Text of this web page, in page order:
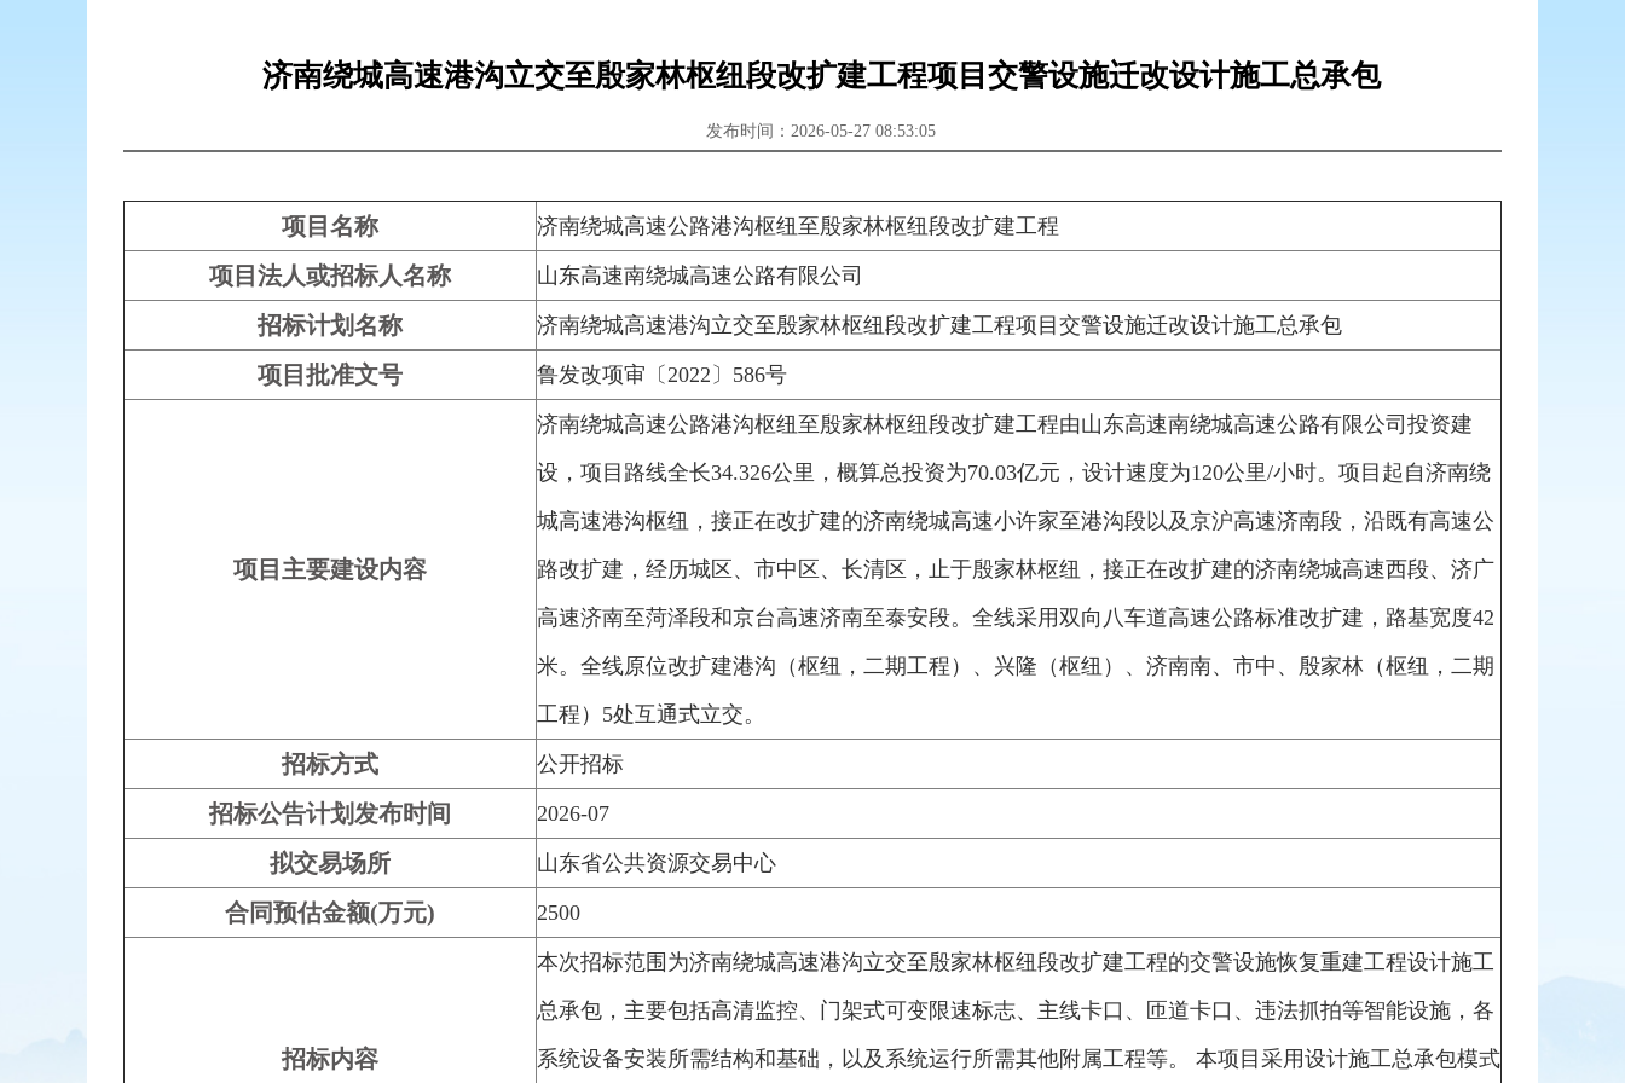
济南绕城高速港沟立交至殷家林枢纽段改扩建工程项目交警设施迁改设计施工总承包
发布时间：2026-05-27 08:53:05
项目名称 济南绕城高速公路港沟枢纽至殷家林枢纽段改扩建工程
项目法人或招标人名称 山东高速南绕城高速公路有限公司
招标计划名称 济南绕城高速港沟立交至殷家林枢纽段改扩建工程项目交警设施迁改设计施工总承包
项目批准文号 鲁发改项审〔2022〕586号
项目主要建设内容
济南绕城高速公路港沟枢纽至殷家林枢纽段改扩建工程由山东高速南绕城高速公路有限公司投资建
设，项目路线全长34.326公里，概算总投资为70.03亿元，设计速度为120公里/小时。项目起自济南绕
城高速港沟枢纽，接正在改扩建的济南绕城高速小许家至港沟段以及京沪高速济南段，沿既有高速公
路改扩建，经历城区、市中区、长清区，止于殷家林枢纽，接正在改扩建的济南绕城高速西段、济广
高速济南至菏泽段和京台高速济南至泰安段。全线采用双向八车道高速公路标准改扩建，路基宽度42
米。全线原位改扩建港沟（枢纽，二期工程）、兴隆（枢纽）、济南南、市中、殷家林（枢纽，二期
工程）5处互通式立交。
招标方式 公开招标
招标公告计划发布时间 2026-07
拟交易场所 山东省公共资源交易中心
合同预估金额(万元) 2500
招标内容
本次招标范围为济南绕城高速港沟立交至殷家林枢纽段改扩建工程的交警设施恢复重建工程设计施工
总承包，主要包括高清监控、门架式可变限速标志、主线卡口、匝道卡口、违法抓拍等智能设施，各
系统设备安装所需结构和基础，以及系统运行所需其他附属工程等。 本项目采用设计施工总承包模式